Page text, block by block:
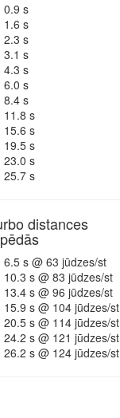
0.9 s
1.6 s
2.3 s
3.1 s
4.3 s
6.0 s
8.4 s
11.8 s
15.6 s
19.5 s
23.0 s
25.7 s
distances
6.5 s @ 63 jūdzes/st
10.3 s @ 83 jūdzes/st
13.4 s @ 96 jūdzes/st
15.9 s @ 104 jūdzes/st
20.5 s @ 114 jūdzes/st
24.2 s @ 121 jūdzes/st
26.2 s @ 124 jūdzes/st